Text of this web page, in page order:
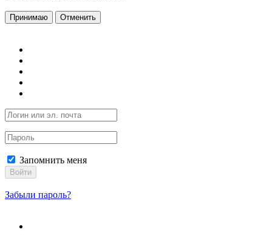
Принимаю Отменить
Запомнить меня
Войти
Забыли пароль?